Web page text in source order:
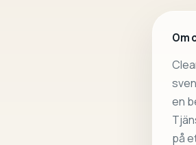
Om
en
på